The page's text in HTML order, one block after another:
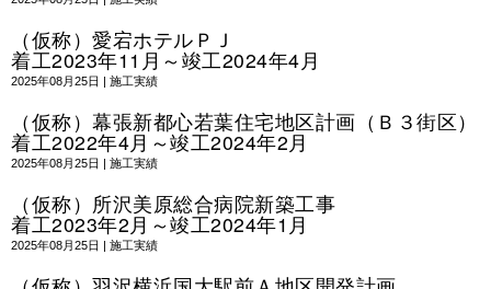
（仮称）愛宕ホテルＰＪ
着工2023年11月～竣工2024年4月
2025年08月25日 | 施工実績
（仮称）幕張新都心若葉住宅地区計画（Ｂ３街区）
着工2022年4月～竣工2024年2月
2025年08月25日 | 施工実績
（仮称）所沢美原総合病院新築工事
着工2023年2月～竣工2024年1月
2025年08月25日 | 施工実績